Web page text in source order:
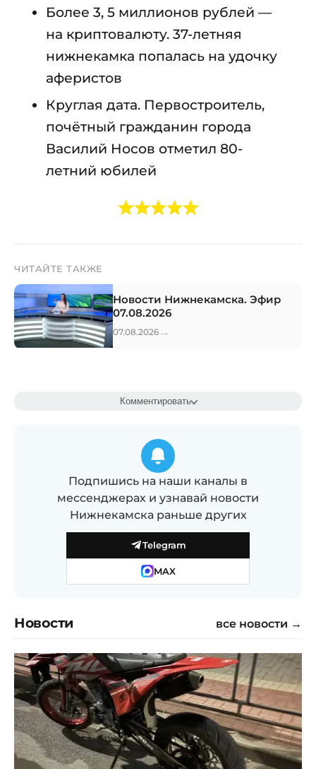
Более 3, 5 миллионов рублей —
на криптовалюту. 37-летняя
нижнекамка попалась на удочку
аферистов
Круглая дата. Первостроитель,
почётный гражданин города
Василий Носов отметил 80-
летний юбилей
ЧИТАЙТЕ ТАКЖЕ
Новости Нижнекамска. Эфир
07.08.2026
07.08.2026 →
Комментировать
Подпишись на наши каналы в
мессенджерах и узнавай новости
Нижнекамска раньше других
Telegram
MAX
Новости все новости →